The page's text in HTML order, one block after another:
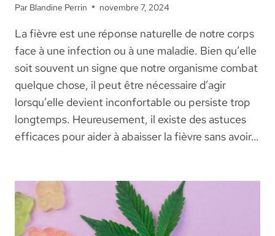
Par Blandine Perrin novembre 7, 2024
La fièvre est une réponse naturelle de notre corps
face à une infection ou à une maladie. Bien qu’elle
soit souvent un signe que notre organisme combat
quelque chose, il peut être nécessaire d’agir
lorsqu’elle devient inconfortable ou persiste trop
longtemps. Heureusement, il existe des astuces
efficaces pour aider à abaisser la fièvre sans avoir…